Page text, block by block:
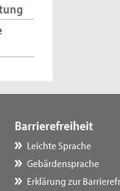
Barrierefreiheit
Leichte Sprache
Gebärdensprache
Erklärung zur